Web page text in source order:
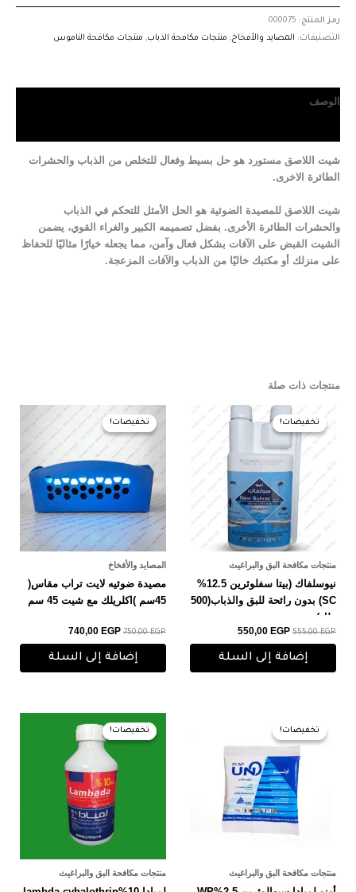
رمز المنتج: 000075
التصنيفات: المصايد والأفخاخ, منتجات مكافحة الذباب, منتجات مكافحة الناموس
الوصف
شيت اللاصق مستورد هو حل بسيط وفعال للتخلص من الذباب والحشرات
الطائرة الاخرى.
شيت اللاصق للمصيدة الضوئية هو الحل الأمثل للتحكم في الذباب
والحشرات الطائرة الأخرى. بفضل تصميمه الكبير والغراء القوي، يضمن
الشيت القبض على الآفات بشكل فعال وآمن، مما يجعله خيارًا مثاليًا للحفاظ
على منزلك أو مكتبك خاليًا من الذباب والآفات المزعجة.
منتجات ذات صلة
تخفيضات!
تخفيضات!
منتجات مكافحة البق والبراغيث
نيوسلفاك (بيتا سفلوثرين 12.5%
SC) بدون رائحة للبق والذباب(500
ملل)
555,00EGP
السعر
الأصلي
هو:
550,00 EGP
السعر
الحالي
إضافة إلى السلة
تخفيضات!
تخفيضات!
المصايد والأفخاخ
مصيدة ضوئيه لايت تراب مقاس(
45سم )اكلريلك مع شيت 45 سم
750,00EGP
السعر
الأصلي
هو:
750,00 EGP.
740,00 EGP
السعر
الحالي
740,00 EGP.
إضافة إلى السلة
تخفيضات!
تخفيضات!
منتجات مكافحة البق والبراغيث
الأصلي
هو:
90,00 EGP.
85,00 EGP.
تخفيضات!
تخفيضات!
منتجات مكافحة البق والبراغيث
السعر
الأصلي
هو:
410,00 EGP.
السعر